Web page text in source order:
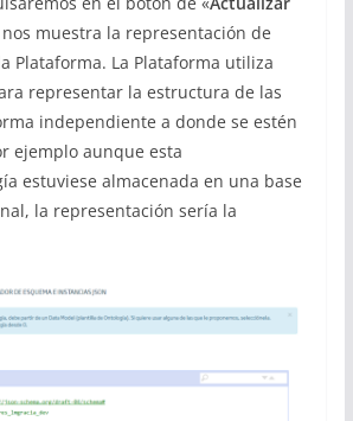
nos muestra la representación de
Plataforma. La Plataforma utiliza
representar la estructura de las
independiente a donde se estén
ejemplo aunque esta
estuviese almacenada en una base
la representación sería la